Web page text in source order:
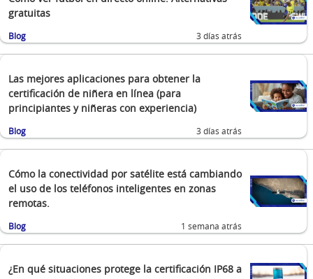
gratuitas
Blog 3 días atrás
Las mejores aplicaciones para obtener la
certificación de niñera en línea (para
principiantes y niñeras con experiencia)
Blog 3 días atrás
Cómo la conectividad por satélite está cambiando
el uso de los teléfonos inteligentes en zonas
remotas.
Blog 1 semana atrás
¿En qué situaciones protege la certificación IP68 a